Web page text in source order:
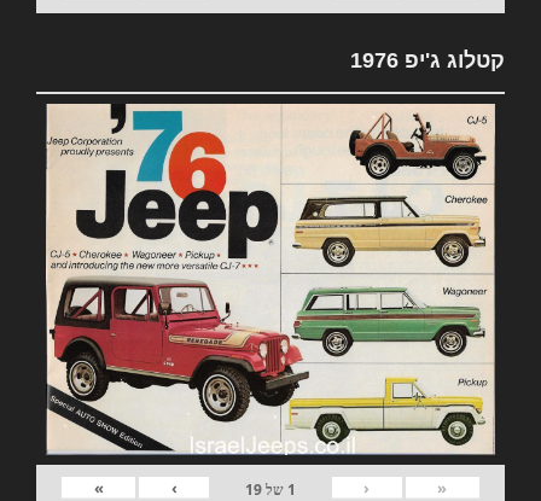
קטלוג ג'יפ 1976
«
‹
1 של19
›
»